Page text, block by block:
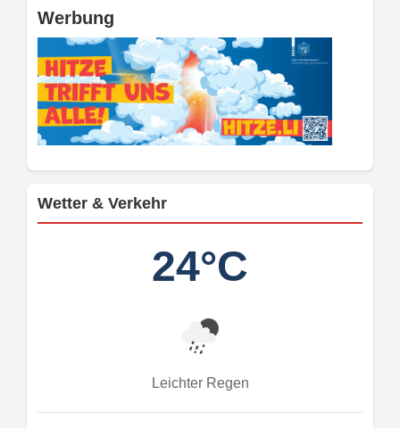
Werbung
Wetter & Verkehr
24°C
Leichter Regen